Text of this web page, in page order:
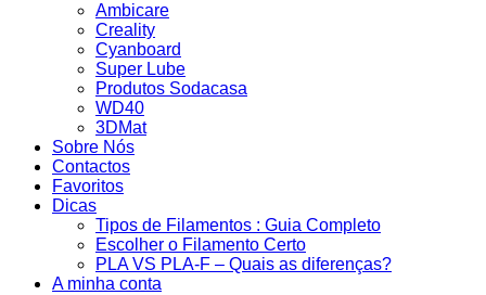
Ambicare
Creality
Cyanboard
Super Lube
Produtos Sodacasa
WD40
3DMat
Sobre Nós
Contactos
Favoritos
Dicas
Tipos de Filamentos : Guia Completo
Escolher o Filamento Certo
PLA VS PLA-F – Quais as diferenças?
A minha conta